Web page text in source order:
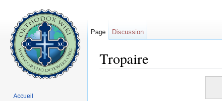
Tropaire
Page Discussion
Accueil